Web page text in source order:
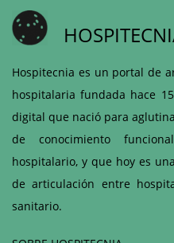
Hospitecnia es un portal de
hospitalaria fundada hace
digital que nació para
de conocimiento
hospitalario, y que hoy es
de articulación entre
sanitario.